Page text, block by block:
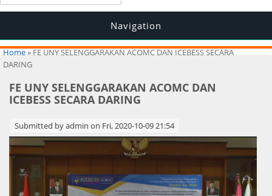
Navigation
You are here
Home» FE UNY SELENGGARAKAN ACOMC DAN ICEBESS SECARA
DARING
FE UNY SELENGGARAKAN ACOMC DAN
ICEBESS SECARA DARING
Submitted byadmin on Fri, 2020-10-09 21:54